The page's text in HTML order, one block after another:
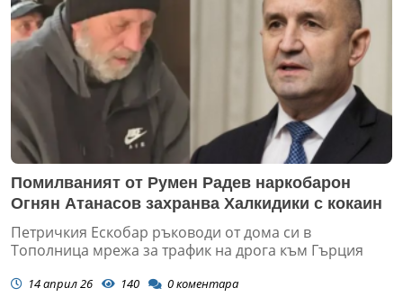
Помилваният от Румен Радев наркобарон
Огнян Атанасов захранва Халкидики с кокаин
Петричкия Ескобар ръководи от дома си в
Тополница мрежа за трафик на дрога към Гърция
14 април 26 140 0коментара